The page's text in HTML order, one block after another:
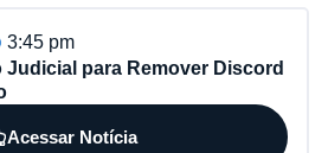
3:45 pm
Judicial para Remover Discord
Acessar Notícia